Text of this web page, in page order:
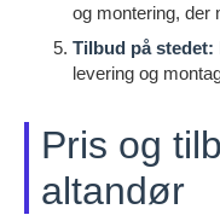
og montering, der
Tilbud på stedet:
levering og
Pris og
altandør